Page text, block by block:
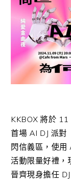
KKBOX將於 11
首場 AI DJ 派對
閃信義區，使
活動限量好禮，
晉齊現身擔任